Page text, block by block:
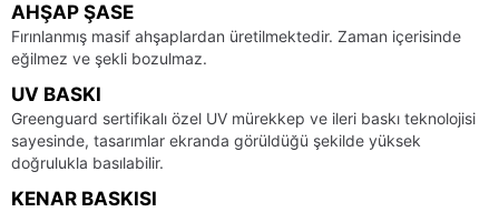
AHŞAP ŞASE
Fırınlanmış masif ahşaplardan üretilmektedir. Zaman içerisinde
eğilmez ve şekli bozulmaz.
UV BASKI
Greenguard sertifikalı özel UV mürekkep ve ileri baskı teknolojisi
sayesinde, tasarımlar ekranda görüldüğü şekilde yüksek
doğrulukla basılabilir.
KENAR BASKISI